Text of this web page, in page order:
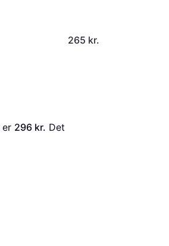
265 kr.
er 296 kr. Det